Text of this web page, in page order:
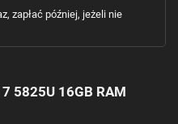
zapłać później, jeżeli nie
5825U 16GB RAM